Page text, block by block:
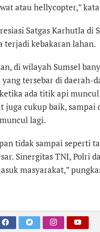
atau hellycopter,”
Satgas Karhutla di
terjadi kebakaran lahan.
di wilayah Sumsel
tersebar di daerah-
ada titik api
juga cukup baik,
lagi.
tidak sampai seperti
Sinergitas TNI, Polri
masyarakat,”